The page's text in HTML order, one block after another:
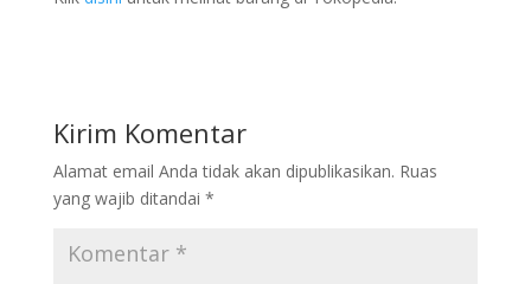
Kirim Komentar
Alamat email Anda tidak akan dipublikasikan. Ruas
yang wajib ditandai *